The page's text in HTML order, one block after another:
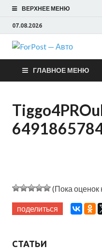
ВЕРХНЕЕ МЕНЮ
07.08.2026
ГЛАВНОЕ МЕНЮ
(Пока оценок
поделиться
СТАТЬИ